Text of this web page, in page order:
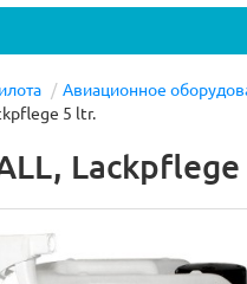
Авиационное
5 ltr.